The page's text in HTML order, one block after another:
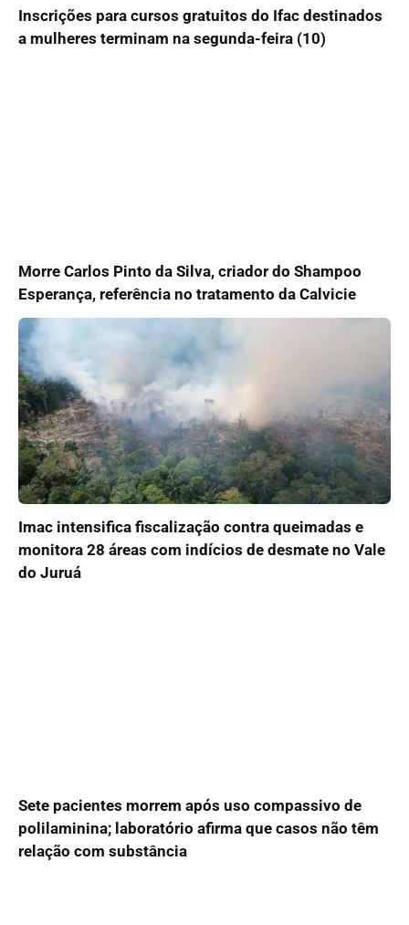
Inscrições para cursos gratuitos do Ifac destinados
a mulheres terminam na segunda-feira (10)
Morre Carlos Pinto da Silva, criador do Shampoo
Esperança, referência no tratamento da Calvicie
Imac intensifica fiscalização contra queimadas e
monitora 28 áreas com indícios de desmate no Vale
do Juruá
Sete pacientes morrem após uso compassivo de
polilaminina; laboratório afirma que casos não têm
relação com substância